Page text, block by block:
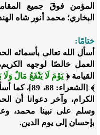
المؤمن فوقَ جميع
البخاري؛ محمد أنور شاه الهندي،
ختامًا:
أسأل الله تعالى بأسمائه
العمل خالصًا لوجهه
القيامة ﴿يَوْمَ لَا يَنْفَعُ مَالٌ
﴾ [الشعراء:
الكرام، وآخر دعوانا أن
وسلم على نبينا محمد،
بإحسان إلى يوم الدين.